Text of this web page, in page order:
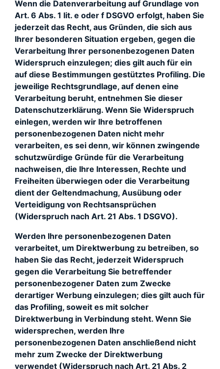
Wenn die Datenverarbeitung auf Grundlage von
Art. 6 Abs. 1 lit. e oder f DSGVO erfolgt, haben Sie
jederzeit das Recht, aus Gründen, die sich aus
Ihrer besonderen Situation ergeben, gegen die
Verarbeitung Ihrer personenbezogenen Daten
Widerspruch einzulegen; dies gilt auch für ein
auf diese Bestimmungen gestütztes Profiling. Die
jeweilige Rechtsgrundlage, auf denen eine
Verarbeitung beruht, entnehmen Sie dieser
Datenschutzerklärung. Wenn Sie Widerspruch
einlegen, werden wir Ihre betroffenen
personenbezogenen Daten nicht mehr
verarbeiten, es sei denn, wir können zwingende
schutzwürdige Gründe für die Verarbeitung
nachweisen, die Ihre Interessen, Rechte und
Freiheiten überwiegen oder die Verarbeitung
dient der Geltendmachung, Ausübung oder
Verteidigung von Rechtsansprüchen
(Widerspruch nach Art. 21 Abs. 1 DSGVO).
Werden Ihre personenbezogenen Daten
verarbeitet, um Direktwerbung zu betreiben, so
haben Sie das Recht, jederzeit Widerspruch
gegen die Verarbeitung Sie betreffender
personenbezogener Daten zum Zwecke
derartiger Werbung einzulegen; dies gilt auch für
das Profiling, soweit es mit solcher
Direktwerbung in Verbindung steht. Wenn Sie
widersprechen, werden Ihre
personenbezogenen Daten anschließend nicht
mehr zum Zwecke der Direktwerbung
verwendet (Widerspruch nach Art. 21 Abs. 2